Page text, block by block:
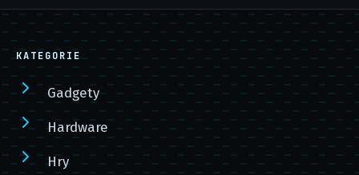
KATEGORIE
Gadgety
Hardware
Hry